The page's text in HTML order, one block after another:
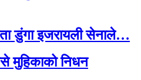
डुंगा इजरायली सेनाले…
मुहिकाको निधन